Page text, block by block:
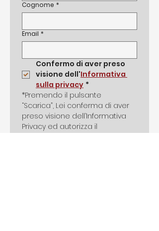
Cognome *
Email *
Confermo di aver preso
visione dell'Informativa
sulla privacy *
*Premendo il pulsante
“Scarica”, Lei conferma di aver
preso visione dell’Informativa
Privacy ed autorizza il